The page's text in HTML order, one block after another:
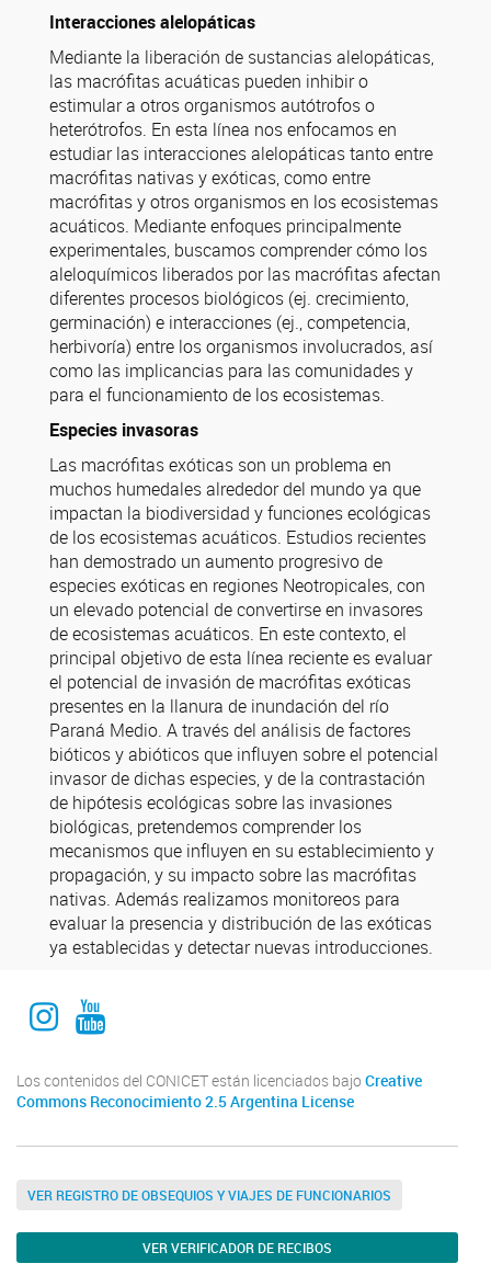
Interacciones alelopáticas
Mediante la liberación de sustancias alelopáticas,
las macrófitas acuáticas pueden inhibir o
estimular a otros organismos autótrofos o
heterótrofos. En esta línea nos enfocamos en
estudiar las interacciones alelopáticas tanto entre
macrófitas nativas y exóticas, como entre
macrófitas y otros organismos en los ecosistemas
acuáticos. Mediante enfoques principalmente
experimentales, buscamos comprender cómo los
aleloquímicos liberados por las macrófitas afectan
diferentes procesos biológicos (ej. crecimiento,
germinación) e interacciones (ej., competencia,
herbivoría) entre los organismos involucrados, así
como las implicancias para las comunidades y
para el funcionamiento de los ecosistemas.
Especies invasoras
Las macrófitas exóticas son un problema en
muchos humedales alrededor del mundo ya que
impactan la biodiversidad y funciones ecológicas
de los ecosistemas acuáticos. Estudios recientes
han demostrado un aumento progresivo de
especies exóticas en regiones Neotropicales, con
un elevado potencial de convertirse en invasores
de ecosistemas acuáticos. En este contexto, el
principal objetivo de esta línea reciente es evaluar
el potencial de invasión de macrófitas exóticas
presentes en la llanura de inundación del río
Paraná Medio. A través del análisis de factores
bióticos y abióticos que influyen sobre el potencial
invasor de dichas especies, y de la contrastación
de hipótesis ecológicas sobre las invasiones
biológicas, pretendemos comprender los
mecanismos que influyen en su establecimiento y
propagación, y su impacto sobre las macrófitas
nativas. Además realizamos monitoreos para
evaluar la presencia y distribución de las exóticas
ya establecidas y detectar nuevas introducciones.
Instagram Institucional
Youtube Comuniación INALI
Los contenidos del CONICET están licenciados bajo Creative
Commons Reconocimiento 2.5 Argentina License
VER REGISTRO DE OBSEQUIOS Y VIAJES DE FUNCIONARIOS
VER VERIFICADOR DE RECIBOS